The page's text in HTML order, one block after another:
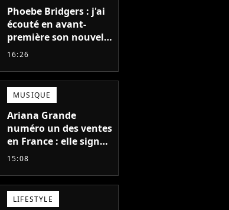
Phoebe Bridgers : j'ai
écouté en avant-
première son nouvel
album, c'est le bijou
16:26
MUSIQUE
Ariana Grande
numéro un des ventes
en France : elle signe
le meilleur démarrage
son album Petal
15:08
LIFESTYLE